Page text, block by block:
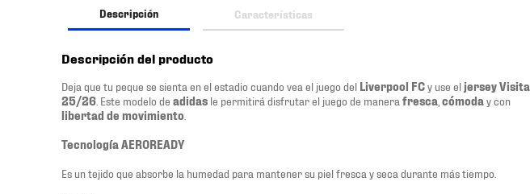
Descripción Características
Descripción del producto
Deja que tu peque se sienta en el estadio cuando vea el juego del Liverpool FCy use el jersey Visita
25/26 . Este modelo de adidas le permitirá disfrutar el juego de manera fresca cómoda y con
libertad de movimiento
Tecnología AEROREADY
Es un tejido que absorbe la humedad para mantener su piel fresca y seca durante más tiempo.